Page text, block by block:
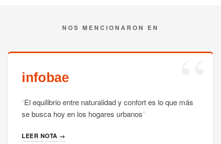
NOS MENCIONARON EN
El equilibrio entre naturalidad y confort es lo que más
se busca hoy en los hogares urbanos
LEER NOTA →